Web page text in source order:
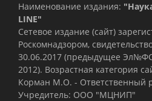
Наименование издания:
LINE"
Сетевое издание (сайт)
Роскомнадзором,
30.06.2017 (предыдущее
2012). Возрастная категория
Корман М.О. - Ответственный
Учредитель: ООО "МЦНИП"